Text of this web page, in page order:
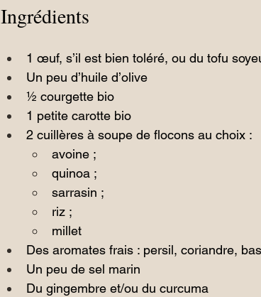
Ingrédients
1 œuf, s’il est bien toléré, ou du tofu
Un peu d’huile d’olive
½ courgette bio
1 petite carotte bio
2 cuillères à soupe de flocons au choix :
avoine ;
quinoa ;
sarrasin ;
riz ;
millet
Des aromates frais : persil, coriandre,
Un peu de sel marin
Du gingembre et/ou du curcuma